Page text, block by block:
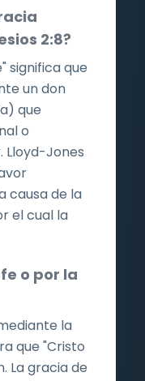
2:8?
significa que
un don
que
o
Lloyd-Jones
causa de la
el cual la
o por la
la
que "Cristo
La gracia de